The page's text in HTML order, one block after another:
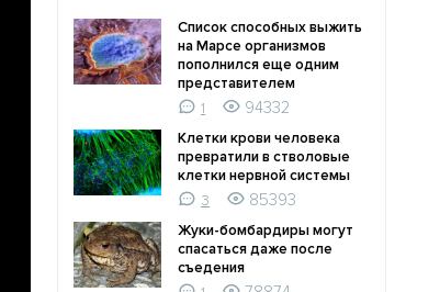
Список способных выжить
на Марсе организмов
пополнился еще одним
представителем
1
94332
Клетки крови человека
превратили в стволовые
клетки нервной системы
3
85393
Жуки-бомбардиры могут
спасаться даже после
съедения